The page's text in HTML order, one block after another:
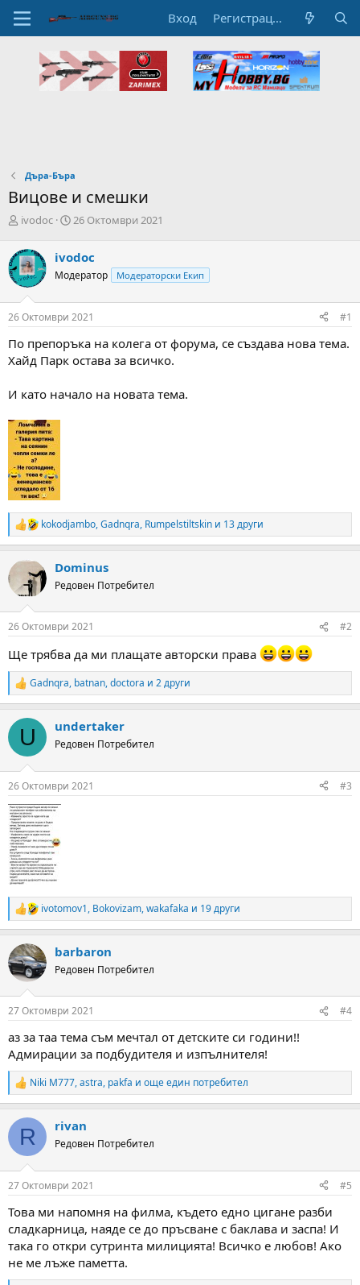
Вход Регистрация
Дъра-Бъра
Вицове и смешки
А
т
о
р
н
а
т
м
а
а
ivodoc
Н
а
л
а
Д
т
а
26 Октомври 2021
ivodoc
Модератор Модераторски Екип
26 Октомври 2021 #1
По препоръка на колега от форума, се създава нова тема.
Хайд Парк остава за всичко.
И като начало на новата тема.
R
e
c
i
s
kokodjambo,Gadnqra, Rumpelstiltskin и 13 други
Dominus
Редовен Потребител
26 Октомври 2021 #2
Ще трябва да ми плащате авторски права
R
e
c
i
s
:
Gadnqra, batnan,doctora и 2 други
U undertaker
Редовен Потребител
26 Октомври 2021 #3
R
e
c
t
i
s
ivotomov1, Bokovizam,wakafaka и 19 други
barbaron
Редовен Потребител
27 Октомври 2021 #4
аз за таа тема съм мечтал от детските си години!!
Адмирации за подбудителя и изпълнителя!
R
e
c
i
s
Niki M777,astra, pakfa и още един потребител
R rivan
Редовен Потребител
27 Октомври 2021 #5
Това ми напомня на филма, където едно цигане разби
сладкарница, наяде се до пръсване с баклава и заспа! И
така го откри сутринта милицията! Всичко е любов! Ако
не ме лъже паметта.